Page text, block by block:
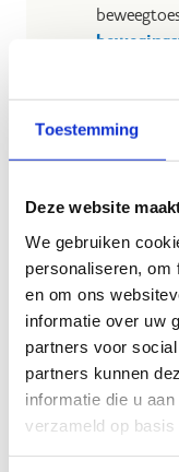
Toestemming
Deze website
We gebruiken
personaliseren, om
en om ons
informatie over uw
partners voor
partners kunnen
informatie die u
verzameld op basis
Nog meer
Inspiratie: Vind
Sporten
Kinderen